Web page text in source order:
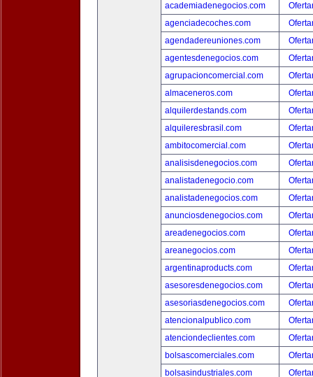
academiadenegocios.com
agenciadecoches.com
agendadereuniones.com
agentesdenegocios.com
agrupacioncomercial.com
almaceneros.com
alquilerdestands.com
alquileresbrasil.com
ambitocomercial.com
analisisdenegocios.com
analistadenegocio.com
analistadenegocios.com
anunciosdenegocios.com
areadenegocios.com
areanegocios.com
argentinaproducts.com
asesoresdenegocios.com
asesoriasdenegocios.com
atencionalpublico.com
atenciondeclientes.com
bolsascomerciales.com
bolsasindustriales.com